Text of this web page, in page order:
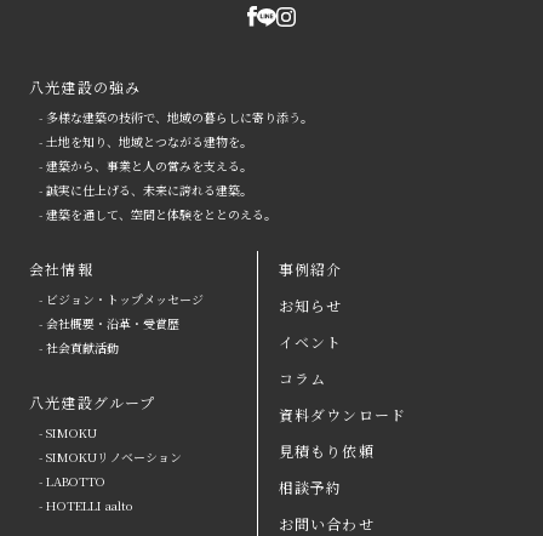
八光建設の強み
arrow
会社情報
八光建設グループ
arrow
採用
arrow
よくある質問
お問い合わせ
資料ダウンロード
取引会社の皆さまへ
八光建設の強み
- 多様な建築の技術で、地域の暮らしに寄り添う。
- 土地を知り、地域とつながる建物を。
- 建築から、事業と人の営みを支える。
- 誠実に仕上げる、未来に誇れる建築。
- 建築を通して、空間と体験をととのえる。
会社情報
- ビジョン・トップメッセージ
- 会社概要・沿革・受賞歴
- 社会貢献活動
八光建設グループ
- SIMOKU
- SIMOKUリノベーション
- LABOTTO
- HOTELLI aalto
事例紹介
お知らせ
イベント
コラム
資料ダウンロード
見積もり依頼
相談予約
お問い合わせ